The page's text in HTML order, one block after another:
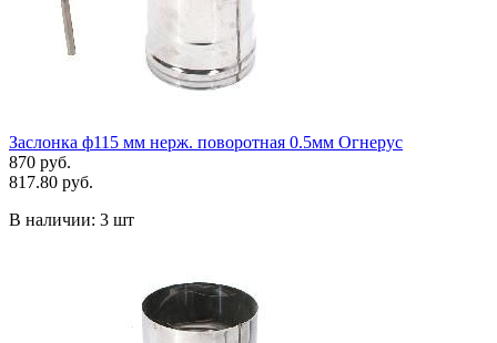
Заслонка ф115 мм нерж. поворотная 0.5мм Огнерус
870 руб.
817.80 руб.
В наличии: 3 шт